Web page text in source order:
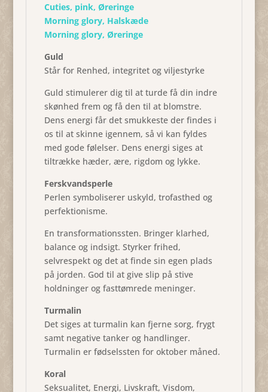
Cuties, pink, Øreringe
Morning glory, Halskæde
Morning glory, Øreringe
Guld
Står for Renhed, integritet og viljestyrke
Guld stimulerer dig til at turde få din indre
skønhed frem og få den til at blomstre.
Dens energi får det smukkeste der findes i
os til at skinne igennem, så vi kan fyldes
med gode følelser. Dens energi siges at
tiltrække hæder, ære, rigdom og lykke.
Ferskvandsperle
Perlen symboliserer uskyld, trofasthed og
perfektionisme.
En transformationssten. Bringer klarhed,
balance og indsigt. Styrker frihed,
selvrespekt og det at finde sin egen plads
på jorden. God til at give slip på stive
holdninger og fasttømrede meninger.
Turmalin
Det siges at turmalin kan fjerne sorg, frygt
samt negative tanker og handlinger.
Turmalin er fødselssten for oktober måned.
Koral
Seksualitet, Energi, Livskraft, Visdom,